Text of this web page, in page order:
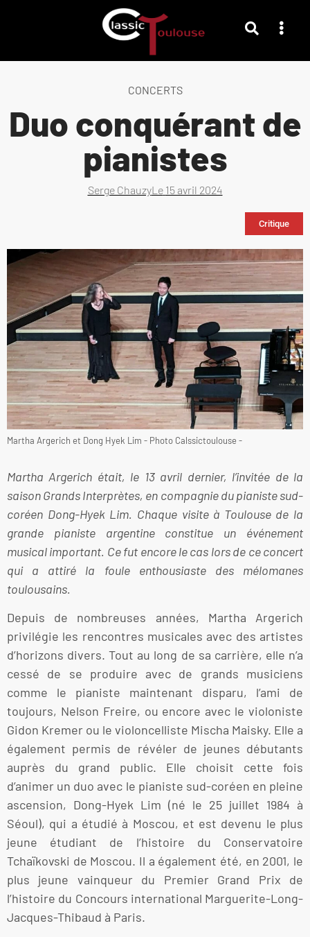
CONCERTS
Duo conquérant de
pianistes
Serge ChauzyLe 15 avril 2024
Critique
Martha Argerich et Dong Hyek Lim - Photo Calssictoulouse -
Martha Argerich était, le 13 avril dernier, l’invitée de la
saison Grands Interprètes, en compagnie du pianiste sud-
coréen Dong-Hyek Lim. Chaque visite à Toulouse de la
grande pianiste argentine constitue un événement
musical important. Ce fut encore le cas lors de ce concert
qui a attiré la foule enthousiaste des mélomanes
toulousains.
Depuis de nombreuses années, Martha Argerich
privilégie les rencontres musicales avec des artistes
d’horizons divers. Tout au long de sa carrière, elle n’a
cessé de se produire avec de grands musiciens
comme le pianiste maintenant disparu, l’ami de
toujours, Nelson Freire, ou encore avec le violoniste
Gidon Kremer ou le violoncelliste Mischa Maisky. Elle a
également permis de révéler de jeunes débutants
auprès du grand public. Elle choisit cette fois
d’animer un duo avec le pianiste sud-coréen en pleine
ascension, Dong-Hyek Lim (né le 25 juillet 1984 à
Séoul), qui a étudié à Moscou, et est devenu le plus
jeune étudiant de l’histoire du Conservatoire
Tchaïkovski de Moscou. Il a également été, en 2001, le
plus jeune vainqueur du Premier Grand Prix de
l’histoire du Concours international Marguerite-Long-
Jacques-Thibaud à Paris.